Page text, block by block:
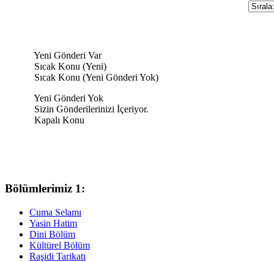
Yeni Gönderi Var
Sıcak Konu (Yeni)
Sıcak Konu (Yeni Gönderi Yok)
Yeni Gönderi Yok
Sizin Gönderilerinizi İçeriyor.
Kapalı Konu
Bölümlerimiz 1:
Cuma Selamı
Yasin Hatim
Dini Bölüm
Kültürel Bölüm
Raşidi Tarikatı